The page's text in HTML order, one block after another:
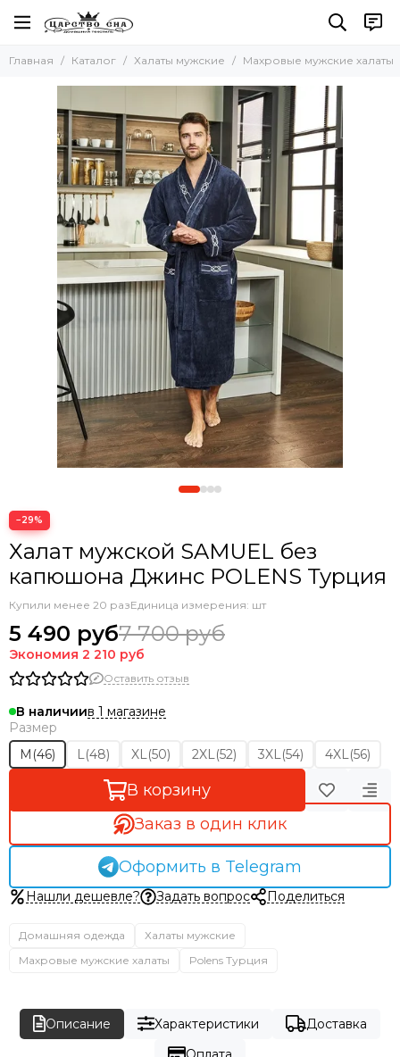
Халаты мужские
Вафельные халаты
Шелковые халаты
Легкие халаты
Главная Каталог Халаты мужские Махровые мужские халаты
−29%
Халат мужской SAMUEL без
капюшона Джинс POLENS Турция
Купили менее 20 разЕдиница измерения: шт
5 490 руб7 700 руб
Экономия 2 210 руб
Оставить отзыв
В наличиив 1 магазине
Размер
M(46)
L(48) XL(50) 2XL(52) 3XL(54) 4XL(56)
В корзину
Заказ в один клик
Оформить в Telegram
Нашли дешевле? Задать вопрос Поделиться
Домашняя одежда
Халаты мужские
Махровые мужские халаты
Polens Турция
Описание Характеристики
Доставка